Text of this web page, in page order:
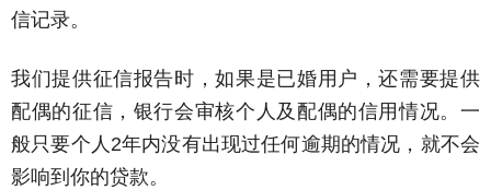
信记录。
我们提供征信报告时，如果是已婚用户，还需要提供
配偶的征信，银行会审核个人及配偶的信用情况。一
般只要个人2年内没有出现过任何逾期的情况，就不会
影响到你的贷款。